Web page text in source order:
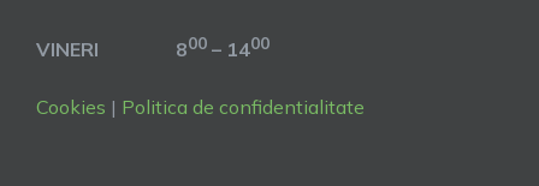
VINERI 800 – 1400
Cookies | Politica de confidentialitate